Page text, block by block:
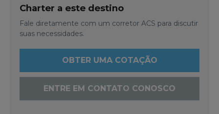
Charter a este destino
Fale diretamente com um corretor ACS para discutir
suas necessidades.
OBTER UMA COTAÇÃO
ENTRE EM CONTATO CONOSCO